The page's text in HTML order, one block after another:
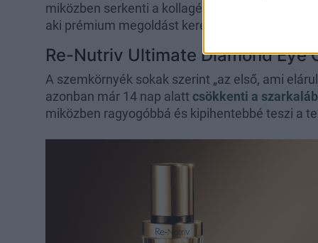
miközben serkenti a kollagéntermelést is.
aki prémium megoldást keres a bőröregedés
Re-Nutriv Ultimate Diamond Eye
A szemkörnyék sokak szerint „az első, ami
azonban már 14 nap alatt csökkenti a
miközben ragyogóbbá és kipihentebbé teszi a